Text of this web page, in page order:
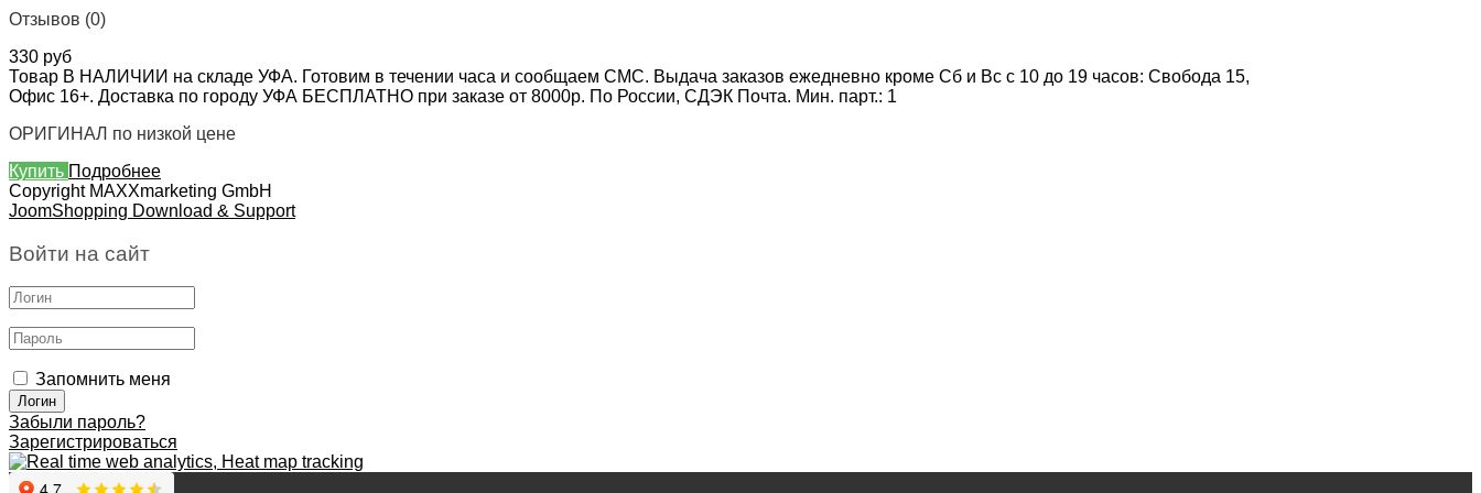
Отзывов (0)
330 руб
Товар В НАЛИЧИИ на складе УФА. Готовим в течении часа и сообщаем СМС. Выдача заказов ежедневно кроме Сб и Вс с 10 до 19 часов: Свобода 15,
Офис 16+. Доставка по городу УФА БЕСПЛАТНО при заказе от 8000р. По России, СДЭК Почта. Мин. парт.: 1
ОРИГИНАЛ по низкой цене
Купить Подробнее
Copyright MAXXmarketing GmbH
JoomShopping Download & Support
Войти на сайт
Запомнить меня
Забыли пароль?
Зарегистрироваться